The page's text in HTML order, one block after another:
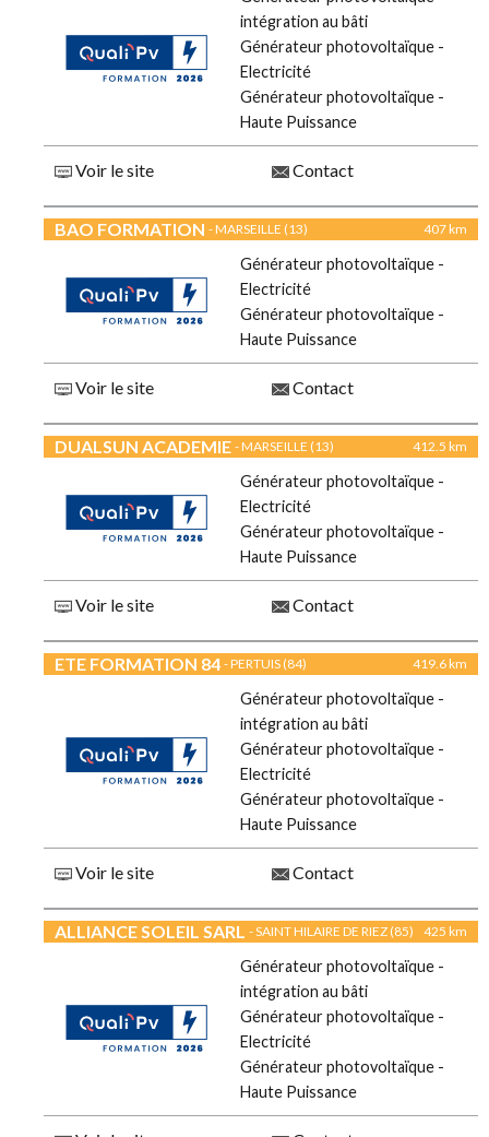
intégration au bâti
Générateur photovoltaïque -
Electricité
Générateur photovoltaïque -
Haute Puissance
Voir le site Contact
BAO FORMATION - MARSEILLE (13) 407 km
Générateur photovoltaïque -
Electricité
Générateur photovoltaïque -
Haute Puissance
Voir le site Contact
DUALSUN ACADEMIE - MARSEILLE (13) 412.5 km
Générateur photovoltaïque -
Electricité
Générateur photovoltaïque -
Haute Puissance
Voir le site Contact
ETE FORMATION 84 - PERTUIS (84) 419.6 km
Générateur photovoltaïque -
intégration au bâti
Générateur photovoltaïque -
Electricité
Générateur photovoltaïque -
Haute Puissance
Voir le site Contact
ALLIANCE SOLEIL SARL - SAINT HILAIRE DE RIEZ (85) 425 km
Générateur photovoltaïque -
intégration au bâti
Générateur photovoltaïque -
Electricité
Générateur photovoltaïque -
Haute Puissance